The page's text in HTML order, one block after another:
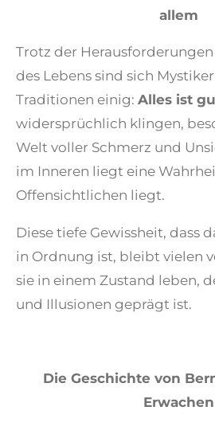
allem
Trotz der
des Lebens sind sich
Traditionen einig: Alles ist
widersprüchlich klingen,
Welt voller Schmerz und
im Inneren liegt eine
Offensichtlichen liegt.
Diese tiefe Gewissheit, dass
in Ordnung ist, bleibt vielen
sie in einem Zustand leben,
und Illusionen geprägt ist.
Die Geschichte von
Erwachen